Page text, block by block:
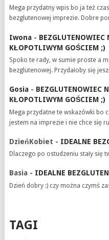
Mega przydatny wpis bo ja też
bezglutenowej imprezie. Dobre
Iwona-
KŁOPOTLIWYM GOŚCIEM ;)
Spoko te rady, w sumie proste a
bezglutenowej. Przydałoby się
Gosia- BEZGLUTENOWIEC
KŁOPOTLIWYM GOŚCIEM ;)
Mega przydatne te wskazówki bo
jestem na imprezie i nie chce się
DzieńKobiet - IDEALNE
Dlaczego po ostudzeniu stały się
Basia - IDEALNE
Dzień dobry :) czy można czymś
TAGI